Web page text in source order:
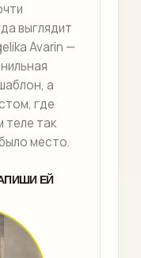
ЕЙ
выглядит
Avarin —
а
где
теле так
место.